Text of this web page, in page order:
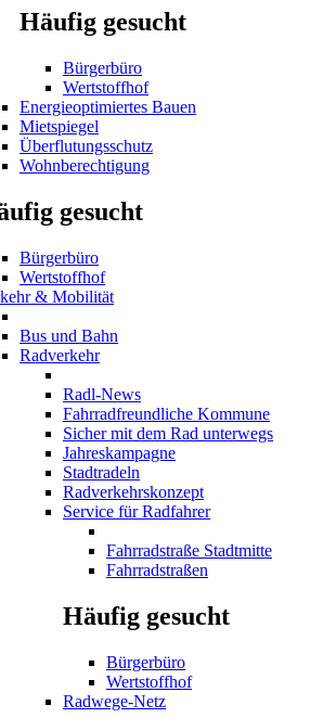
Häufig gesucht
Bürgerbüro
Wertstoffhof
Energieoptimiertes Bauen
Mietspiegel
Überflutungsschutz
Wohnberechtigung
gesucht
Bürgerbüro
Wertstoffhof
& Mobilität
Bus und Bahn
Radverkehr
Radl-News
Fahrradfreundliche Kommune
Sicher mit dem Rad unterwegs
Jahreskampagne
Stadtradeln
Radverkehrskonzept
Service für Radfahrer
Fahrradstraße Stadtmitte
Fahrradstraßen
Häufig gesucht
Bürgerbüro
Wertstoffhof
Radwege-Netz